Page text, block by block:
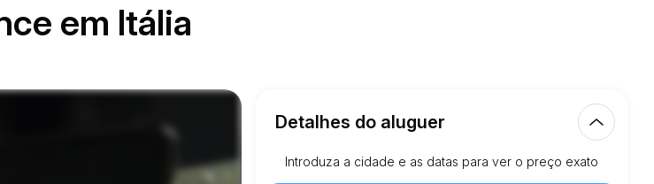
em Itália
Detalhes do aluguer
Km incluídos 150.00
Introduza a cidade e as datas para ver o preço exato